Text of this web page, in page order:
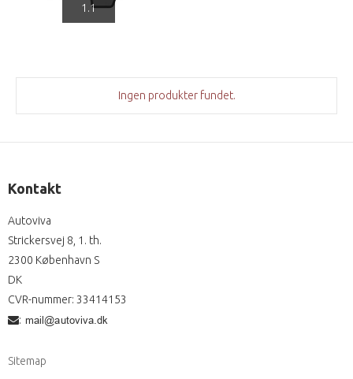
1.1
Ingen produkter fundet.
Kontakt
Autoviva
Strickersvej 8, 1. th.
2300 København S
DK
CVR-nummer: 33414153
:
Sitemap